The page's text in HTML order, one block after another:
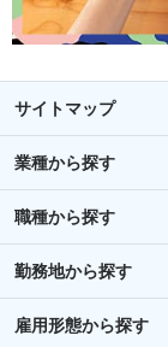
サイトマップ
業種から探す
職種から探す
勤務地から探す
雇用形態から探す